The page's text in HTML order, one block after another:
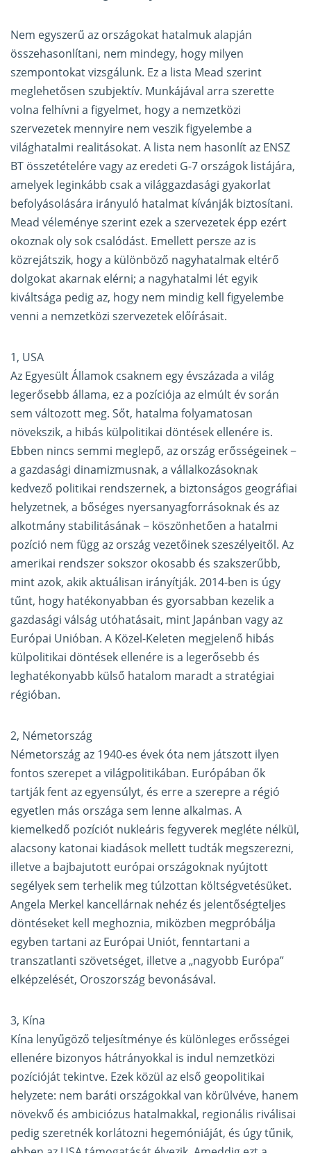
Nem egyszerű az országokat hatalmuk alapján
összehasonlítani, nem mindegy, hogy milyen
szempontokat vizsgálunk. Ez a lista Mead szerint
meglehetősen szubjektív. Munkájával arra szerette
volna felhívni a figyelmet, hogy a nemzetközi
szervezetek mennyire nem veszik figyelembe a
világhatalmi realitásokat. A lista nem hasonlít az ENSZ
BT összetételére vagy az eredeti G-7 országok listájára,
amelyek leginkább csak a világgazdasági gyakorlat
befolyásolására irányuló hatalmat kívánják biztosítani.
Mead véleménye szerint ezek a szervezetek épp ezért
okoznak oly sok csalódást. Emellett persze az is
közrejátszik, hogy a különböző nagyhatalmak eltérő
dolgokat akarnak elérni; a nagyhatalmi lét egyik
kiváltsága pedig az, hogy nem mindig kell figyelembe
venni a nemzetközi szervezetek előírásait.
1, USA
Az Egyesült Államok csaknem egy évszázada a világ
legerősebb állama, ez a pozíciója az elmúlt év során
sem változott meg. Sőt, hatalma folyamatosan
növekszik, a hibás külpolitikai döntések ellenére is.
Ebben nincs semmi meglepő, az ország erősségeinek −
a gazdasági dinamizmusnak, a vállalkozásoknak
kedvező politikai rendszernek, a biztonságos geográfiai
helyzetnek, a bőséges nyersanyagforrásoknak és az
alkotmány stabilitásának− köszönhetően a hatalmi
pozíció nem függ az ország vezetőinek szeszélyeitől. Az
amerikai rendszer sokszor okosabb és szakszerűbb,
mint azok, akik aktuálisan irányítják. 2014-ben is úgy
tűnt, hogy hatékonyabban és gyorsabban kezelik a
gazdasági válság utóhatásait, mint Japánban vagy az
Európai Unióban. A Közel-Keleten megjelenő hibás
külpolitikai döntések ellenére is a legerősebb és
leghatékonyabb külső hatalom maradt a stratégiai
régióban.
2, Németország
Németország az 1940-es évek óta nem játszott ilyen
fontos szerepet a világpolitikában. Európában ők
tartják fent az egyensúlyt, és erre a szerepre a régió
egyetlen más országa sem lenne alkalmas. A
kiemelkedő pozíciót nukleáris fegyverek megléte nélkül,
alacsony katonai kiadások mellett tudták megszerezni,
illetve a bajbajutott európai országoknak nyújtott
segélyek sem terhelik meg túlzottan költségvetésüket.
Angela Merkel kancellárnak nehéz és jelentőségteljes
döntéseket kell meghoznia, miközben megpróbálja
egyben tartani az Európai Uniót, fenntartani a
transzatlanti szövetséget, illetve a „nagyobb Európa”
elképzelését, Oroszország bevonásával.
3, Kína
Kína lenyűgöző teljesítménye és különleges erősségei
ellenére bizonyos hátrányokkal is indul nemzetközi
pozícióját tekintve. Ezek közül az első geopolitikai
helyzete: nem baráti országokkal van körülvéve, hanem
növekvő és ambiciózus hatalmakkal, regionális riválisai
pedig szeretnék korlátozni hegemóniáját, és úgy tűnik,